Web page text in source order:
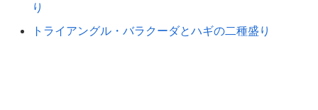
り
トライアングル・バラクーダとハギの二種盛り